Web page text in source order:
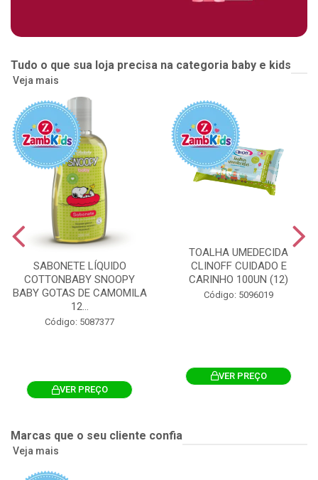
Tudo o que sua loja precisa na categoria baby e kids
Veja mais
SABONETE LÍQUIDO
COTTONBABY SNOOPY
BABY GOTAS DE CAMOMILA
12...
Código: 5087377
VER PREÇO
TOALHA UMEDECIDA
CLINOFF CUIDADO E
CARINHO 100UN (12)
Código: 5096019
VER PREÇO
Marcas que o seu cliente confia
Veja mais